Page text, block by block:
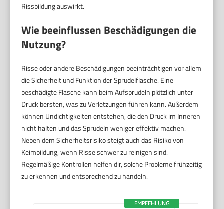
Rissbildung auswirkt.
Wie beeinflussen Beschädigungen die
Nutzung?
Risse oder andere Beschädigungen beeinträchtigen vor allem
die Sicherheit und Funktion der Sprudelflasche. Eine
beschädigte Flasche kann beim Aufsprudeln plötzlich unter
Druck bersten, was zu Verletzungen führen kann. Außerdem
können Undichtigkeiten entstehen, die den Druck im Inneren
nicht halten und das Sprudeln weniger effektiv machen.
Neben dem Sicherheitsrisiko steigt auch das Risiko von
Keimbildung, wenn Risse schwer zu reinigen sind.
Regelmäßige Kontrollen helfen dir, solche Probleme frühzeitig
zu erkennen und entsprechend zu handeln.
EMPFEHLUNG